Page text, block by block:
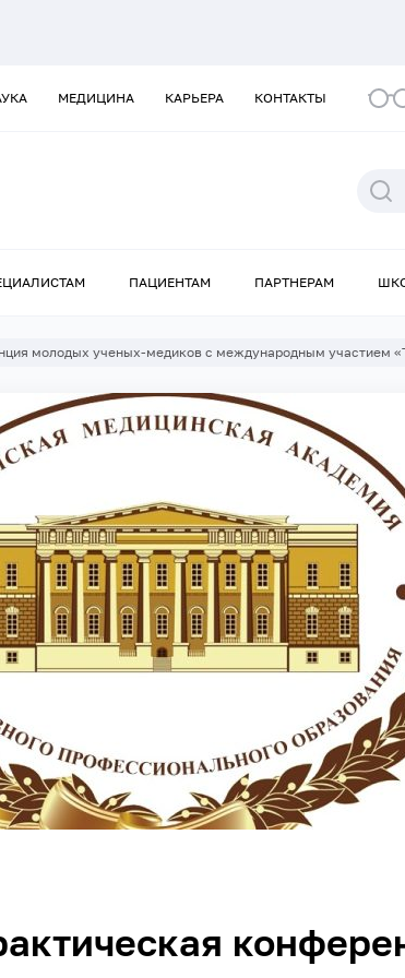
МЕДИЦИНА КАРЬЕРА КОНТАКТЫ
ПАЦИЕНТАМ ПАРТНЕРАМ
молодых ученых-медиков с международным участием